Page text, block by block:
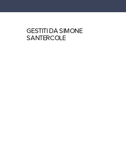
GESTITI DA SIMONE
SANTERCOLE